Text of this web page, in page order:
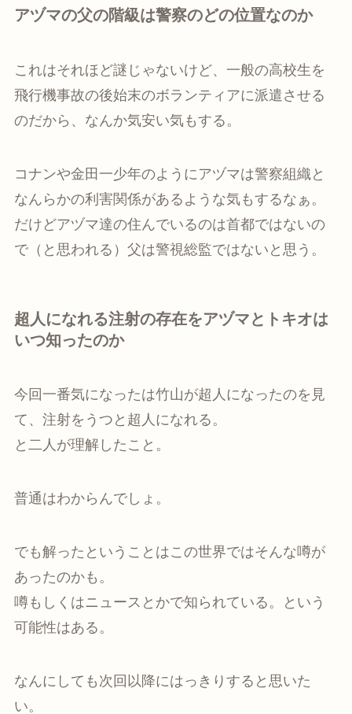
アヅマの父の階級は警察のどの位置なのか
これはそれほど謎じゃないけど、一般の高校生を
飛行機事故の後始末のボランティアに派遣させる
のだから、なんか気安い気もする。
コナンや金田一少年のようにアヅマは警察組織と
なんらかの利害関係があるような気もするなぁ。
だけどアヅマ達の住んでいるのは首都ではないの
で（と思われる）父は警視総監ではないと思う。
超人になれる注射の存在をアヅマとトキオは
いつ知ったのか
今回一番気になったは竹山が超人になったのを見
て、注射をうつと超人になれる。
と二人が理解したこと。
普通はわからんでしょ。
でも解ったということはこの世界ではそんな噂が
あったのかも。
噂もしくはニュースとかで知られている。という
可能性はある。
なんにしても次回以降にはっきりすると思いた
い。